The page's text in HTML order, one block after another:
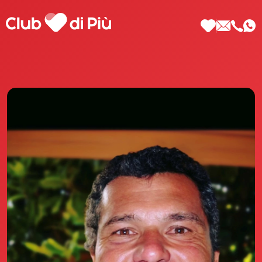
Scopri Club di Più
Le testimonianze Club di Più
La fondatrice Valeria Pilla
Annunci Donne
Agenzia matrimoniale Club di Più
Love Notebook